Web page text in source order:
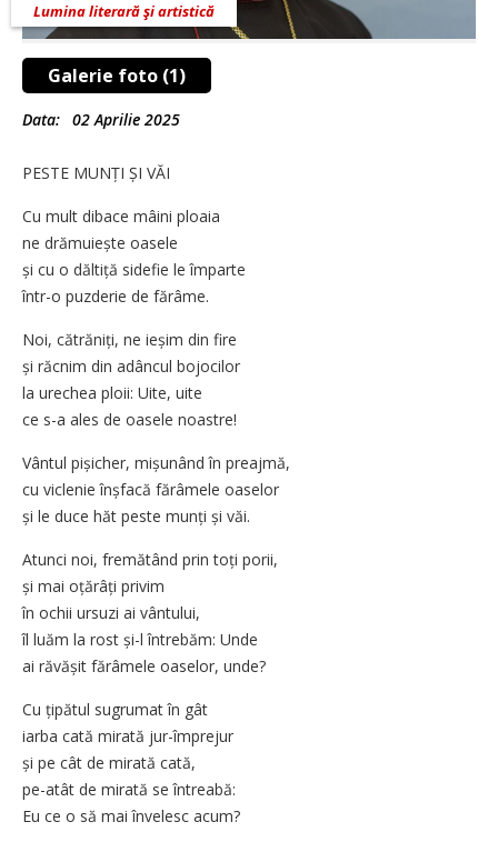
Galerie foto (1)
Lumina literară şi artistică
Data: 02 Aprilie 2025
PESTE MUNȚI ȘI VĂI
Cu mult dibace mâini ploaia
ne drămuiește oasele
și cu o dăltiță sidefie le împarte
într-o puzderie de fărâme.
Noi, cătrăniți, ne ieșim din fire
și răcnim din adâncul bojocilor
la urechea ploii: Uite, uite
ce s-a ales de oasele noastre!
Vântul pișicher, mișunând în preajmă,
cu viclenie înșfacă fărâmele oaselor
și le duce hăt peste munți și văi.
Atunci noi, fremătând prin toți porii,
și mai oțărâți privim
în ochii ursuzi ai vântului,
îl luăm la rost și-l întrebăm: Unde
ai răvășit fărâmele oaselor, unde?
Cu țipătul sugrumat în gât
iarba cată mirată jur-împrejur
și pe cât de mirată cată,
pe-atât de mirată se întreabă:
Eu ce o să mai învelesc acum?